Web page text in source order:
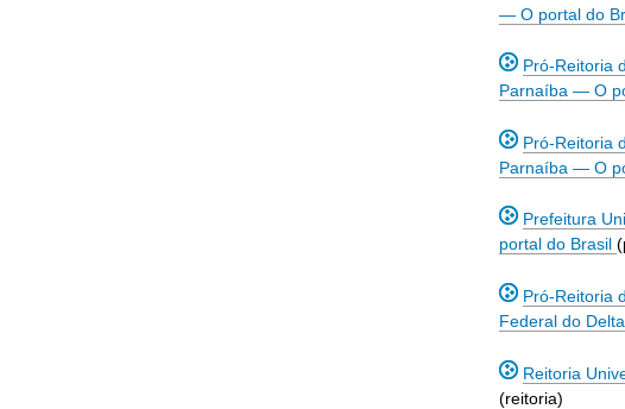
— O portal do
Pró-Reitoria
Parnaíba — O
Pró-Reitoria
Parnaíba — O
Prefeitura
portal do Brasil
Pró-Reitoria
Federal do
Reitoria
(reitoria)